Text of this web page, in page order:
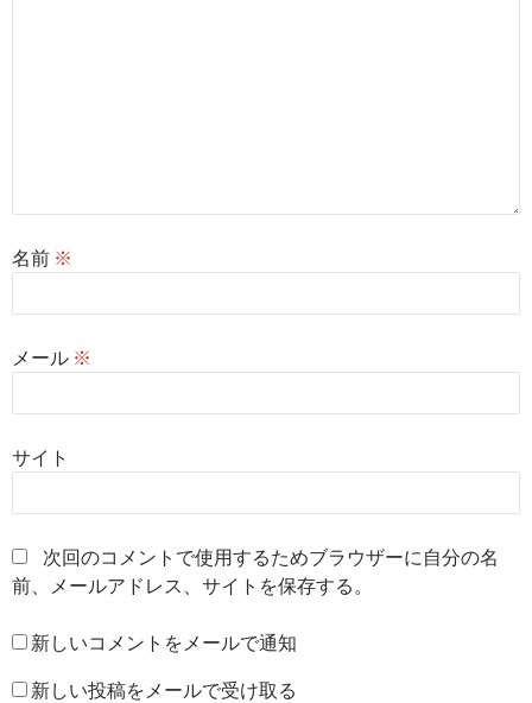
名前 ※
メール ※
サイト
次回のコメントで使用するためブラウザーに自分の名
前、メールアドレス、サイトを保存する。
新しいコメントをメールで通知
新しい投稿をメールで受け取る